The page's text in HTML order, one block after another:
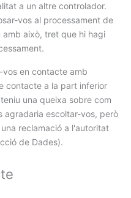
a un altre controlador.
vos al processament de
amb això, tret que hi hagi
en contacte amb
contacte a la part inferior
una queixa sobre com
agradaria escoltar-vos, però
reclamació a l'autoritat
de Dades).